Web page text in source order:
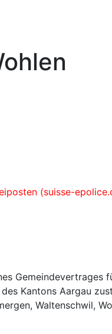
(suisse-
Gemeindevertrages
des Kantons Aargau
Waltenschwil,